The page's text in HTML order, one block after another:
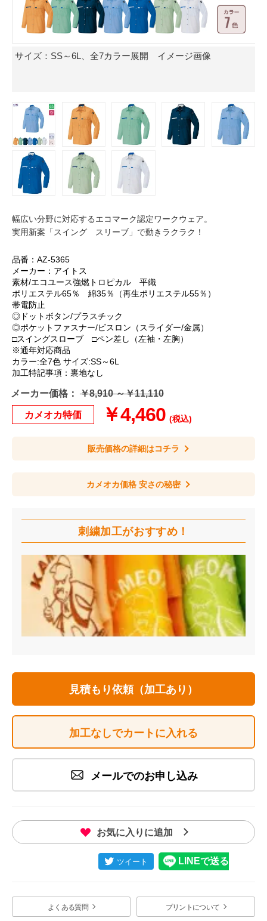
サイズ：SS～6L、全7カラー展開 イメージ画像
幅広い分野に対応するエコマーク認定ワークウェア。
実用新案「スイング スリーブ」で動きラクラク！
品番：AZ-5365
メーカー：アイトス
素材/エコユース強燃トロピカル 平織
ポリエステル65％ 綿35％（再生ポリエステル55％）
帯電防止
◎ドットボタン/プラスチック
◎ポケットファスナー/ビスロン（スライダー/金属）
□スイングスローブ □ペン差し（左袖・左胸）
※通年対応商品
カラー:全7色 サイズ:SS～6L
加工特記事項：裏地なし
メーカー価格： ￥8,910 ～￥11,110
カメオカ特価 ￥4,460 (税込)
販売価格の詳細はコチラ
カメオカ価格 安さの秘密
刺繍加工がおすすめ！
見積もり依頼（加工あり）
加工なしでカートに入れる
メールでのお申し込み
お気に入りに追加
よくある質問 プリントについて